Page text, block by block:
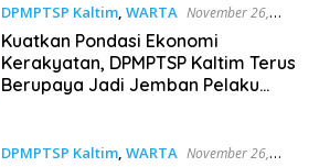
DPMPTSP Kaltim, WARTA November 26,
2022
Kuatkan Pondasi Ekonomi
Kerakyatan, DPMPTSP Kaltim Terus
Berupaya Jadi Jemban Pelaku
DPMPTSP Kaltim, WARTA November 26,